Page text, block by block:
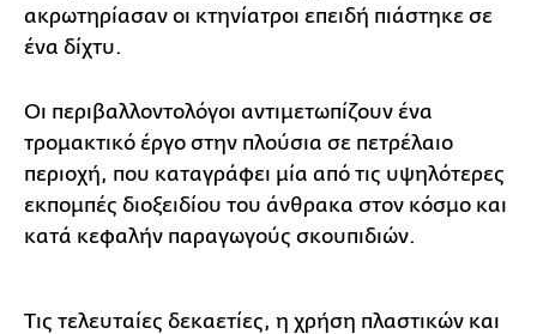
ακρωτηρίασαν οι κτηνίατροι επειδή πιάστηκε σε
ένα δίχτυ.
Οι περιβαλλοντολόγοι αντιμετωπίζουν ένα
τρομακτικό έργο στην πλούσια σε πετρέλαιο
περιοχή, που καταγράφει μία από τις υψηλότερες
εκπομπές διοξειδίου του άνθρακα στον κόσμο και
κατά κεφαλήν παραγωγούς σκουπιδιών.
Τις τελευταίες δεκαετίες, η χρήση πλαστικών και